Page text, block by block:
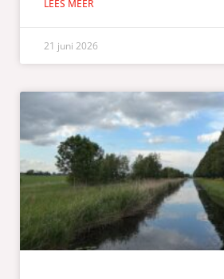
LEES MEER
21 juni 2026